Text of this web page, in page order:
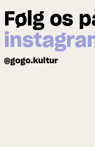
Følg os
@gogo.kultur